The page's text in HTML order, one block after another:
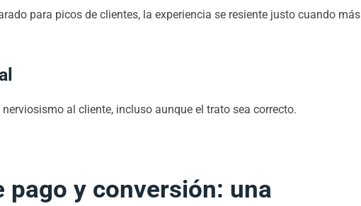
para picos de clientes, la experiencia se resiente justo cuando más
al cliente, incluso aunque el trato sea correcto.
pago y conversión: una